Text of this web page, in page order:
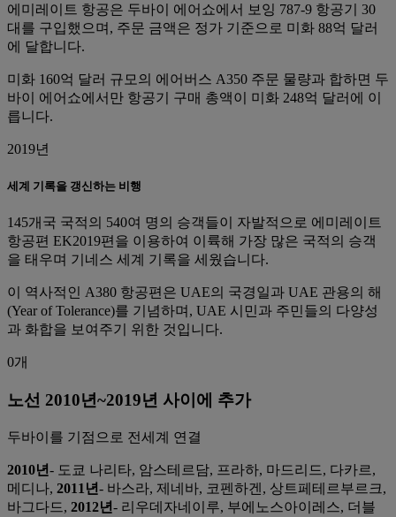
에미레이트 항공은 두바이 에어쇼에서 보잉 787-9 항공기 30
대를 구입했으며, 주문 금액은 정가 기준으로 미화 88억 달러
에 달합니다.
미화 160억 달러 규모의 에어버스 A350 주문 물량과 합하면 두
바이 에어쇼에서만 항공기 구매 총액이 미화 248억 달러에 이
릅니다.
2019년
세계 기록을 갱신하는 비행
145개국 국적의 540여 명의 승객들이 자발적으로 에미레이트
항공편 EK2019편을 이용하여 이륙해 가장 많은 국적의 승객
을 태우며 기네스 세계 기록을 세웠습니다.
이 역사적인 A380 항공편은 UAE의 국경일과 UAE 관용의 해
(Year of Tolerance)를 기념하며, UAE 시민과 주민들의 다양성
과 화합을 보여주기 위한 것입니다.
0개
노선 2010년~2019년 사이에 추가
두바이를 기점으로 전세계 연결
2010년- 도쿄 나리타, 암스테르담, 프라하, 마드리드, 다카르,
메디나, 2011년- 바스라, 제네바, 코펜하겐, 상트페테르부르크,
바그다드, 2012년- 리우데자네이루, 부에노스아이레스, 더블